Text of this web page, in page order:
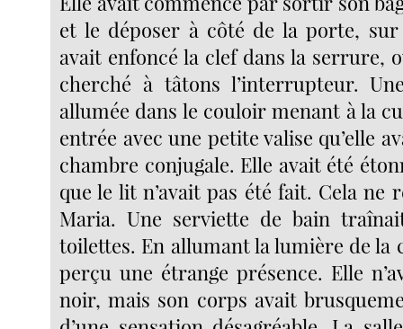
et le déposer à côté de la porte,
avait enfoncé la clef dans la serrure,
cherché à tâtons l’interrupteur.
allumée dans le couloir menant à la
entrée avec une petite valise qu’elle
chambre conjugale. Elle avait été
que le lit n’avait pas été fait. Cela ne
Maria. Une serviette de bain
toilettes. En allumant la lumière de la
perçu une étrange présence. Elle
noir, mais son corps avait